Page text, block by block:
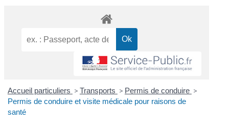
Accueil particuliers > Transports > Permis de conduire >
Permis de conduire et visite médicale pour raisons de
santé